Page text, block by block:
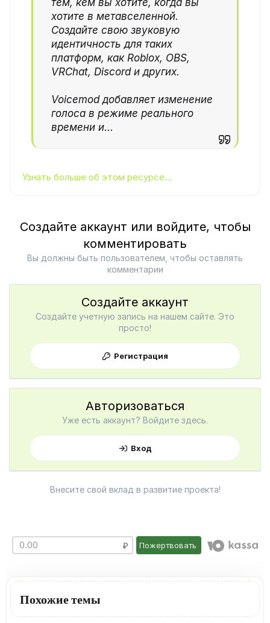
тем, кем вы хотите, когда вы
хотите в метавселенной.
Создайте свою звуковую
идентичность для таких
платформ, как Roblox, OBS,
VRChat, Discord и других.
Voicemod добавляет изменение
голоса в режиме реального
времени и...
Узнать больше об этом ресурсе...
Создайте аккаунт или войдите, чтобы
комментировать
Вы должны быть пользователем, чтобы оставлять
комментарии
Создайте аккаунт
Создайте учетную запись на нашем сайте. Это
просто!
Регистрация
Авторизоваться
Уже есть аккаунт? Войдите здесь.
Вход
Внесите свой вклад в развитие проекта!
Пожертвовать
Похожие темы